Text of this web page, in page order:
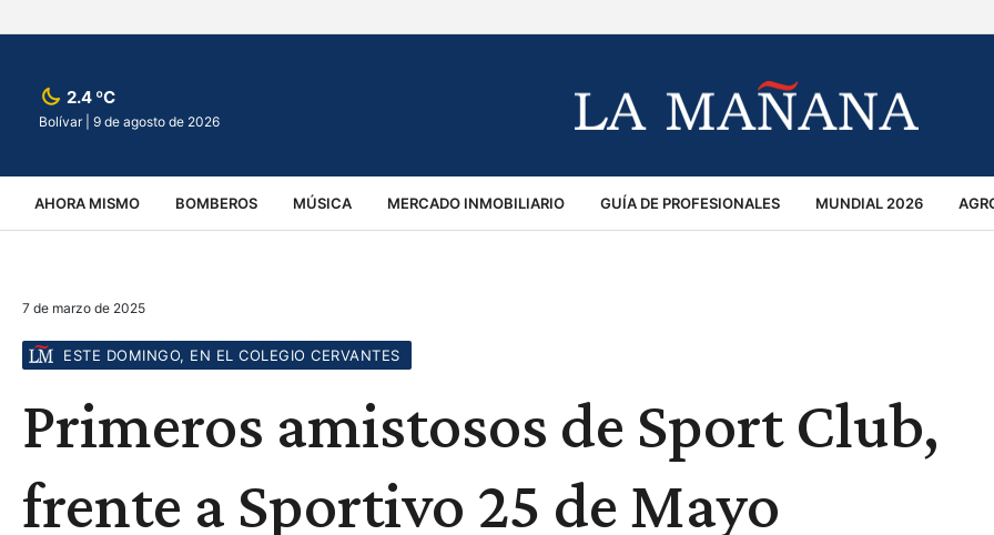
2.4 ºC
Bolívar | 9 de agosto de 2026
AHORA MISMO BOMBEROS MÚSICA MERCADO INMOBILIARIO GUÍA DE PROFESIONALES MUNDIAL 2026
VIRALES ACCIDENTES
7 de marzo de 2025
ESTE DOMINGO, EN EL COLEGIO CERVANTES
Primeros amistosos de Sport Club,
frente a Sportivo 25 de Mayo